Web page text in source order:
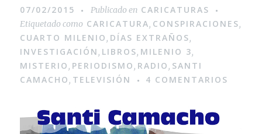
07/02/2015 Publicado en CARICATURAS
Etiquetado como CARICATURA, CONSPIRACIONES,
CUARTO MILENIO, DÍAS EXTRAÑOS,
INVESTIGACIÓN, LIBROS, MILENIO 3,
MISTERIO, PERIODISMO, RADIO, SANTI
CAMACHO, TELEVISIÓN 4 COMENTARIOS